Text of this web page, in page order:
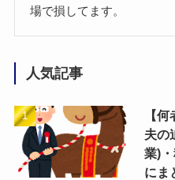
場で損してます。
人気記事
【
夫の
業)
にま